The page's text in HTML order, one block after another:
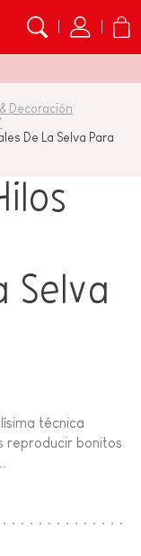
Decoración
De La Selva Para
Selva
técnica
reproducir bonitos